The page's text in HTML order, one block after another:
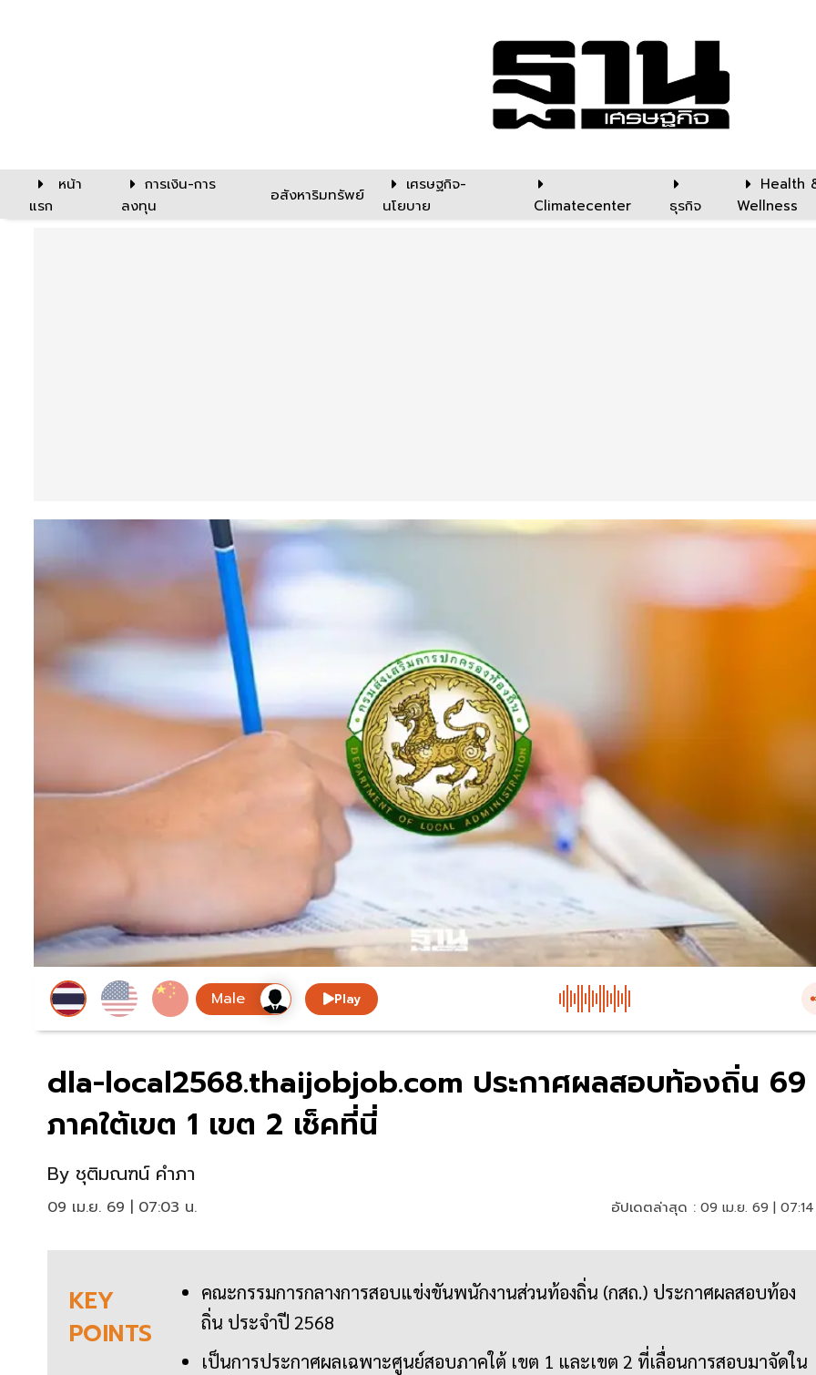
หน้า
แรก
การเงิน-การ
ลงทุน
อสังหาริมทรัพย์
เศรษฐกิจ-
นโยบาย
Climatecenter ธุรกิจ
Health
Wellness
Play
dla-local2568.thaijobjob.com ประกาศผลสอบท้องถิ่น 69
ภาคใต้เขต 1 เขต 2 เช็คที่นี่
By ชุติมณฑน์ คำภา
09 เม.ย. 69 | 07:03 น. อัปเดตล่าสุด : 09 เม.ย. 69 |
KEY
POINTS
คณะกรรมการกลางการสอบแข่งขันพนักงานส่วนท้องถิ่น (กสถ.) ประกาศผลสอบท้อง
ถิ่น ประจำปี 2568
เป็นการประกาศผลเฉพาะศูนย์สอบภาคใต้ เขต 1 และเขต 2 ที่เลื่อนการสอบมาจัดใน